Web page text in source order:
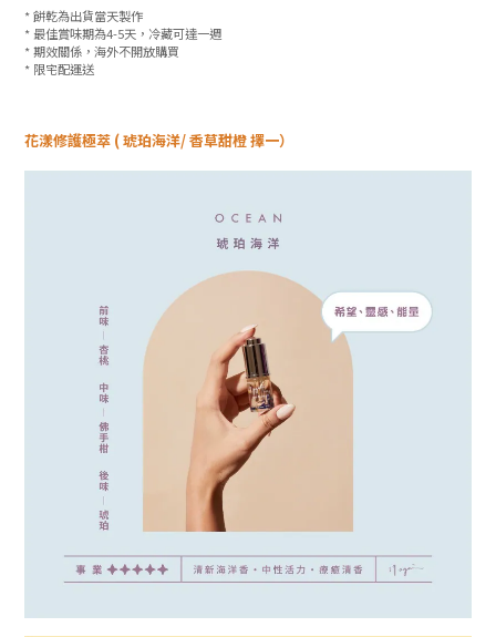
* 餅乾為出貨當天製作
* 最佳賞味期為4-5天，冷藏可達一週
* 期效關係，海外不開放購買
* 限宅配運送
花漾修護極萃 ( 琥珀海洋/ 香草甜橙 擇一）